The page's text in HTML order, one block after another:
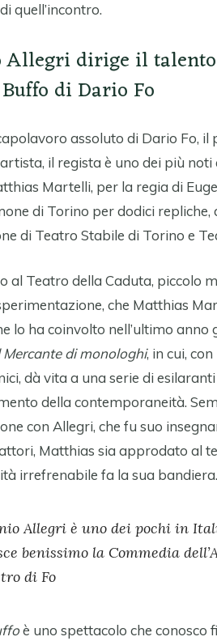
quell’incontro.
Allegri dirige il
di Dario Fo
assoluto di Dario Fo,
il regista è uno dei più
Martelli, per la regia di
di Torino per dodici repliche,
di Teatro Stabile di Torino e
al Teatro della Caduta, piccolo
che Matthias
lo ha coinvolto nell’ultimo
Mercante di monologhi, in cui,
dà vita a una serie di
della contemporaneità.
con Allegri, che fu suo
Matthias sia approdato al
irrefrenabile fa la sua bandiera.
Allegri è uno dei pochi in
benissimo la Commedia
di Fo
è uno spettacolo che conosco